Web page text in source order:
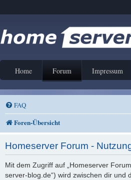
Home Forum Impressum
FAQ
Foren-Übersicht
Homeserver Forum -
Mit dem Zugriff auf „Homeserver
server-blog.de“) wird zwischen dir und